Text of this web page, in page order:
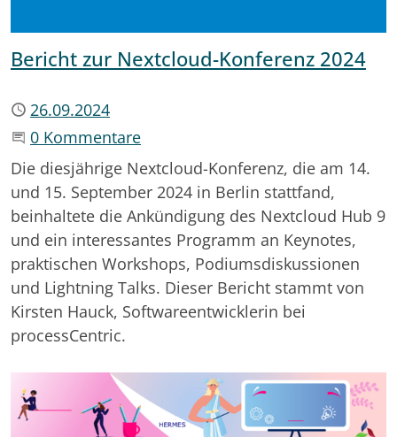
Bericht zur Nextcloud-Konferenz 2024
Publiziert
26.09.2024
Beginne eine Unterhaltung
0 Kommentare
Die diesjährige Nextcloud-Konferenz, die am 14.
und 15. September 2024 in Berlin stattfand,
beinhaltete die Ankündigung des Nextcloud Hub 9
und ein interessantes Programm an Keynotes,
praktischen Workshops, Podiumsdiskussionen
und Lightning Talks. Dieser Bericht stammt von
Kirsten Hauck, Softwareentwicklerin bei
processCentric.